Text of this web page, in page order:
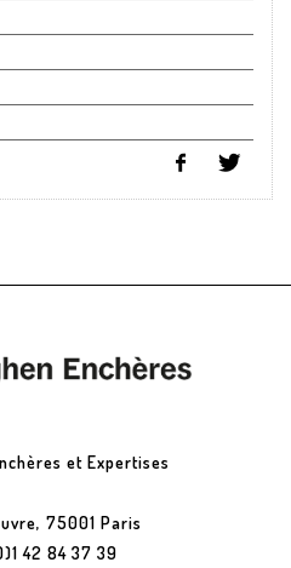
et Expertises
75001 Paris
42 84 37 39